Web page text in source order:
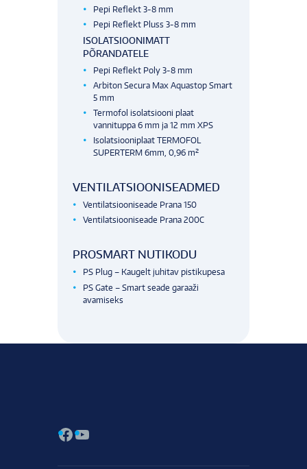
Pepi Reflekt 3-8 mm
Pepi Reflekt Pluss 3-8 mm
ISOLATSIOONIMATT
PÕRANDATELE
Pepi Reflekt Poly 3-8 mm
Arbiton Secura Max Aquastop Smart
5 mm
Termofol isolatsiooni plaat
vannituppa 6 mm ja 12 mm XPS
Isolatsiooniplaat TERMOFOL
SUPERTERM 6mm, 0,96 m²
VENTILATSIOONISEADMED
Ventilatsiooniseade Prana 150
Ventilatsiooniseade Prana 200C
PROSMART NUTIKODU
PS Plug – Kaugelt juhitav pistikupesa
PS Gate – Smart seade garaaži
avamiseks
Facebook
YouTube